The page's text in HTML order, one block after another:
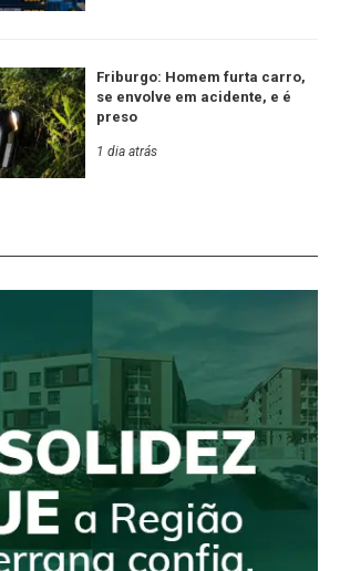
Friburgo: Homem furta carro,
se envolve em acidente, e é
preso
1 dia atrás